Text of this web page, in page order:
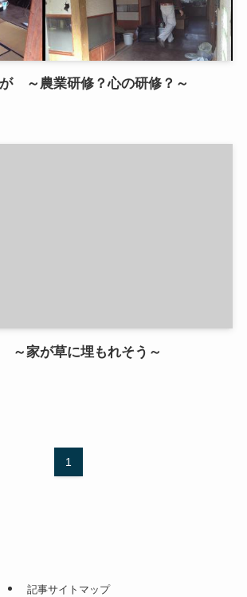
～農業研修？心の研修？～
～家が草に埋もれそう～
1
記事サイトマップ